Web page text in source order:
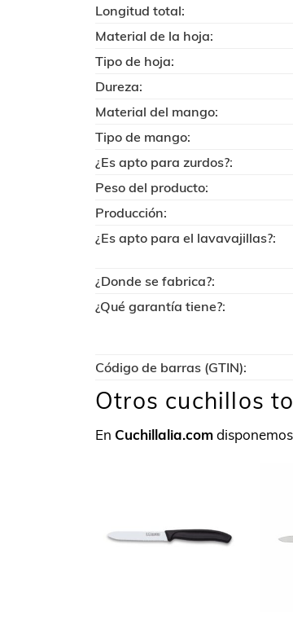
Longitud total:
Material de la hoja:
Tipo de hoja:
Dureza:
Material del mango:
Tipo de mango:
¿Es apto para zurdos?:
Peso del producto:
Producción:
¿Es apto para el lavavajillas?:
¿Donde se fabrica?:
¿Qué garantía tiene?:
Código de barras (GTIN):
Otros cuchillos
En Cuchillalia.com